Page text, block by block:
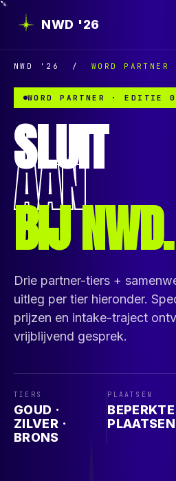
NWD '26
NWD '26 / WORD PARTNER
WORD PARTNER · EDITIE
SLUIT
AAN
BIJ NWD.
Drie partner-tiers +
uitleg per tier hieronder.
prijzen en intake-traject
vrijblijvend gesprek.
TIERS
GOUD ·
ZILVER ·
BRONS
PLAATSEN
BEPERKTE
PLAATSEN